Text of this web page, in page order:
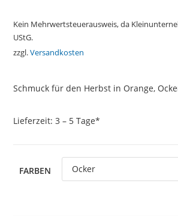
Kein Mehrwertsteuerausweis, da
UStG.
zzgl.Versandkosten
Schmuck für den Herbst in Orange,
Lieferzeit:3 – 5 Tage*
FARBEN